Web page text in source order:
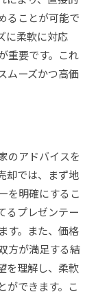
ることが可能で
に柔軟に対応
重要です。これ
ムーズかつ高価
のアドバイスを
却では、まず地
を明確にするこ
るプレゼンテー
す。また、価格
方が満足する結
を理解し、柔軟
ができます。こ